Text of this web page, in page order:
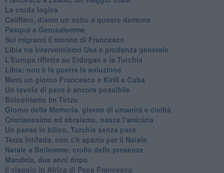
La cruda logica
Califfato, diamo un volto a questo demone
Pasqua a Gerusalemme
Sui migranti il monito di Francesco
Libia tra interventismo Usa e prudenza generale
L'Europa rifletta su Erdogan e la Turchia
Libia: non è la guerra la soluzione
Metti un giorno Francesco e Kirill a Cuba
Un tavolo di pace è ancora possibile
Boicottiamo Im Tirtzu
Giorno della Memoria, giorno di umanità e civiltà
Cristianesimo ed ebraismo, nasce l'amicizia
Un paese in bilico, Turchia senza pace
Terza Intifada, non c'è spazio per il Natale
Natale a Betlemme: crollo delle presenze
Mandela, due anni dopo
Il viaggio in Africa di Papa Francesco